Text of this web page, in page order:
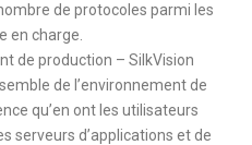
de protocoles parmi les
en charge.
de production – SilkVision
de l’environnement de
qu’en ont les utilisateurs
serveurs d’applications et de